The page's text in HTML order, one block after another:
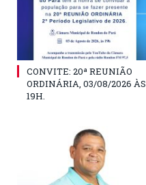
CONVITE: 20ª REUNIÃO
ORDINÁRIA, 03/08/2026 ÀS
19H.